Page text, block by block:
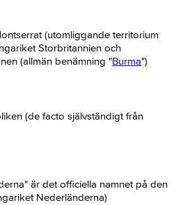
(utomliggande territorium
Storbritannien och
(allmän benämning "Burma")
(de facto självständigt från
är det officiella namnet på den
Nederländerna)